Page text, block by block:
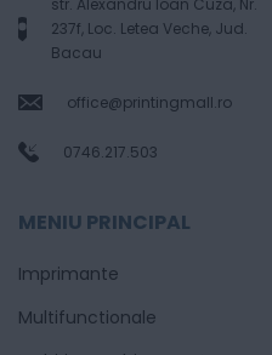
237f, Loc. Letea Veche, Jud.
Bacau
office@printingmall.ro
0746.217.503
MENIU PRINCIPAL
Imprimante
Multifunctionale